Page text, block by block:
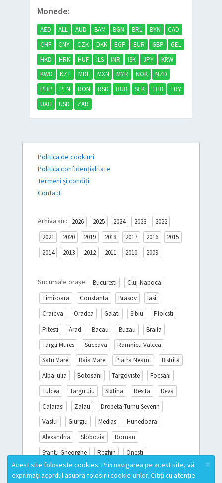
Monede:
AED ALL AUD BAM BGN BRL BYN
CAD
CHF
CNY CZK DKK EGP EUR GBP
GEL
HKD
HRK HUF ILS INR ISK JPY
KRW
KWD
KZT MDL MXN MYR NOK
NZD
PHP
PLN RON RSD RUB SEK THB
TRY
UAH
USD ZAR
Politica de cookiuri
Politica confidențialitate
Termeni și condiții
Contact
Arhiva ani: 2026 2025 2024 2023
2022
2021
2020 2019 2018 2017 2016
2015
2014
2013 2012 2011 2010 2009
Sucursale orașe: Bucuresti
Cluj-Napoca
Timisoara
Constanta Brasov
Iasi
Craiova
Oradea Galati Sibiu
Ploiesti
Pitesti
Arad Bacau Buzau
Braila
Targu Mures
Suceava
Ramnicu Valcea
Satu Mare
Baia Mare Piatra Neamt
Bistrita
Alba Iulia
Botosani Targoviste
Focsani
Tulcea
Targu Jiu Slatina Resita
Deva
Calarasi
Zalau
Drobeta Turnu Severin
Vaslui
Giurgiu Medias
Hunedoara
Alexandria
Slobozia
Roman
Sfantu Gheorghe
Reghin
Onesti
Sighisoara
Miercurea Ciuc
Turda
×
Acest site foloseste cookies. Prin navigarea pe acest site, vă
exprimați acordul asupra folosirii cookie-urilor. Citiți cu atenție